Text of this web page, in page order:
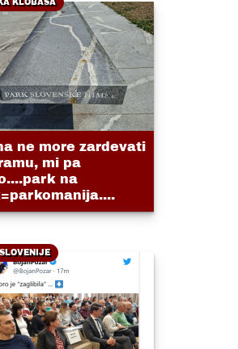
KLOBASA
ne more zardevati
mi pa
na